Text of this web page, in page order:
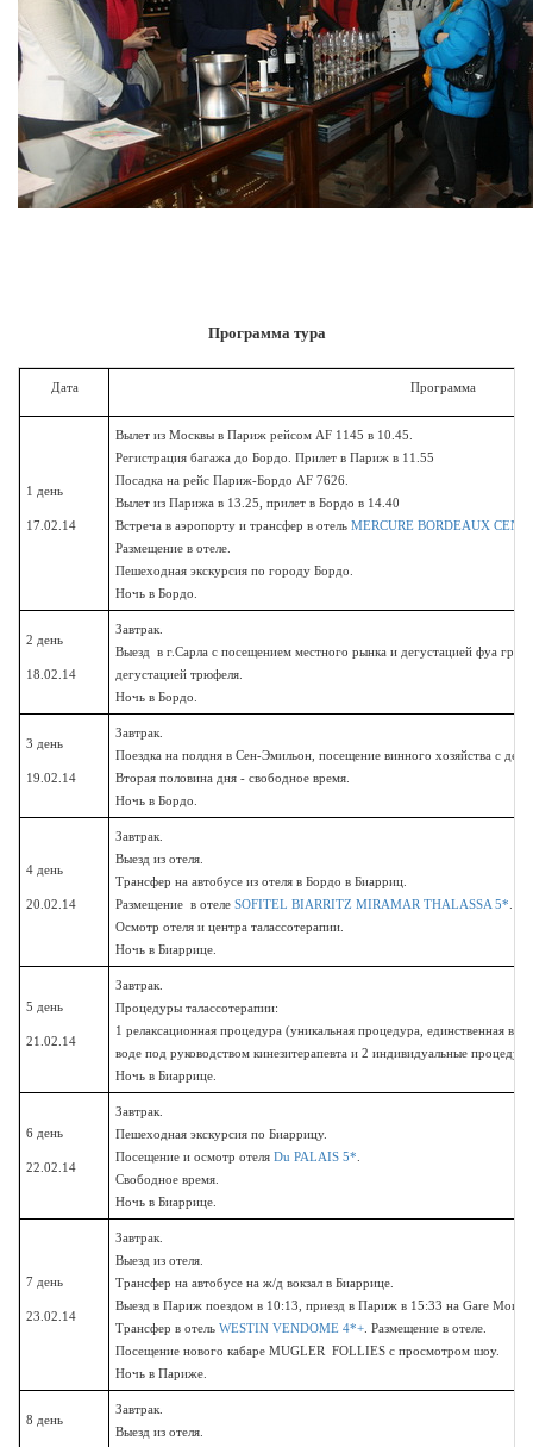
Программа тура
Дата Программа
1 день
17.02.14
Вылет из Москвы в Париж рейсом AF 1145 в 10.45.
Регистрация багажа до Бордо. Прилет в Париж в 11.55
Посадка на рейс Париж-Бордо AF 7626.
Вылет из Парижа в 13.25, прилет в Бордо в 14.40
Встреча в аэропорту и трансфер в отель MERCURE BORDEAUX
Размещение в отеле.
Пешеходная экскурсия по городу Бордо.
Ночь в Бордо.
2 день
18.02.14
Завтрак.
Выезд в г.Сарла с посещением местного рынка и дегустацией фуа
дегустацией трюфеля.
Ночь в Бордо.
3 день
19.02.14
Завтрак.
Поездка на полдня в Сен-Эмильон, посещение винного хозяйства с
Вторая половина дня - свободное время.
Ночь в Бордо.
4 день
20.02.14
Завтрак.
Выезд из отеля.
Трансфер на автобусе из отеля в Бордо в Биарриц.
Размещение в отеле SOFITEL BIARRITZ MIRAMAR THALASSA 5*
Осмотр отеля и центра талассотерапии.
Ночь в Биаррице.
5 день
21.02.14
Завтрак.
Процедуры талассотерапии:
1 релаксационная процедура (уникальная процедура, единственная
воде под руководством кинезитерапевта и 2 индивидуальные
Ночь в Биаррице.
6 день
22.02.14
Завтрак.
Пешеходная экскурсия по Биаррицу.
Посещение и осмотр отеля Du PALAIS 5*
Свободное время.
Ночь в Биаррице.
7 день
23.02.14
Завтрак.
Выезд из отеля.
Трансфер на автобусе на ж/д вокзал в Биаррице.
Выезд в Париж поездом в 10:13, приезд в Париж в 15:33 на Gare
Трансфер в отель WESTIN VENDOME 4*+ . Размещение в отеле.
Посещение нового кабаре MUGLER FOLLIES с просмотром шоу.
Ночь в Париже.
8 день
Завтрак.
Выезд из отеля.